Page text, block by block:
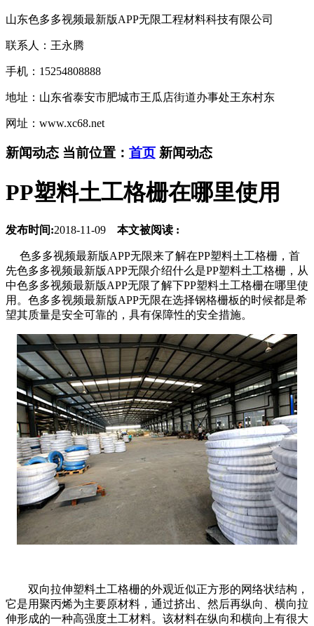
山东色多多视频最新版APP无限工程材料科技有限公司
联系人：王永腾
手机：15254808888
地址：山东省泰安市肥城市王瓜店街道办事处王东村东
网址：www.xc68.net
新闻动态 当前位置： 首页 新闻动态
PP塑料土工格栅在哪里使用
发布时间:2018-11-09 本文被阅读 :
色多多视频最新版APP无限来了解在PP塑料土工格栅，首
先色多多视频最新版APP无限介绍什么是PP塑料土工格栅，从
中色多多视频最新版APP无限了解下PP塑料土工格栅在哪里使
用。色多多视频最新版APP无限在选择钢格栅板的时候都是希
望其质量是安全可靠的，具有保障性的安全措施。
双向拉伸塑料土工格栅的外观近似正方形的网络状结构，
它是用聚丙烯为主要原材料，通过挤出、然后再纵向、横向拉
伸形成的一种高强度土工材料。该材料在纵向和横向上有很大